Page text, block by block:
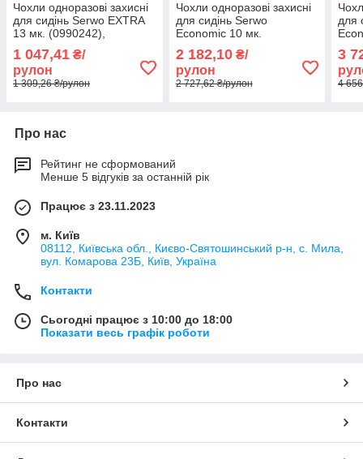
Чохли одноразові захисні
для сидінь Serwo EXTRA
13 мк. (0990242),
поліетиленові, в рулоні
(100) шт.)
1 047,41 ₴/
рулон
1 309,26 ₴/рулон
Чохли одноразові захисні
для сидінь Serwo
Economic 10 мк.
(0990221), поліетиленові,
в рулоні (250 шт.)
2 182,10₴/
рулон
2 727,62 ₴/рулон
для
в
3
4
Про нас
Рейтинг не сформований
Менше 5 відгуків за останній рік
Працює з 23.11.2023
м. Київ
08112, Київська обл., Києво-Святошинський р-н, с. Мила,
вул. Комарова 23Б, Київ, Україна
Контакти
Сьогодні працює з 10:00 до 18:00
Показати весь графік роботи
Про нас
Контакти